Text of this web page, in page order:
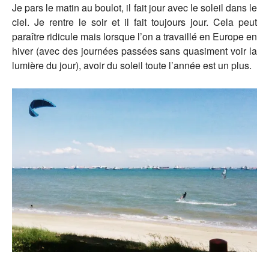
Je pars le matin au boulot, il fait jour avec le soleil dans le
ciel. Je rentre le soir et il fait toujours jour. Cela peut
paraître ridicule mais lorsque l’on a travaillé en Europe en
hiver (avec des journées passées sans quasiment voir la
lumière du jour), avoir du soleil toute l’année est un plus.